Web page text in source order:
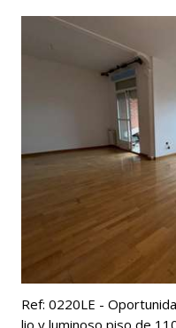
Ref: 0220LE -
lio y luminoso piso de